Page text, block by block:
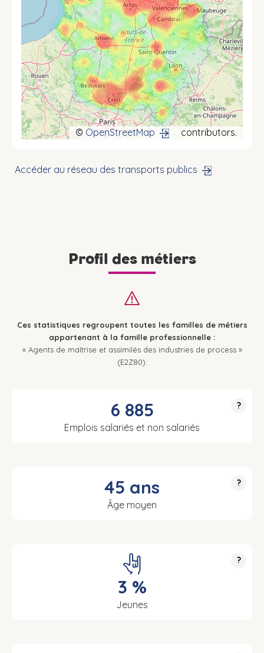
© OpenStreetMap contributors.
Accéder au réseau des transports publics
Profil des métiers
Ces statistiques regroupent toutes les familles de métiers
appartenant à la famille professionnelle :
« Agents de maîtrise et assimilés des industries de process »
(E2Z80).
?
6 885
Emplois salariés et non salariés
?
45 ans
Âge moyen
?
3 %
Jeunes